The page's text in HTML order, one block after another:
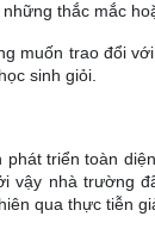
thắc mắc
muốn trao đổi
sinh giỏi.
triển toàn
vậy nhà trường
qua thực tiễn